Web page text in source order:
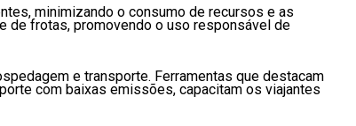
minimizando o consumo de recursos e as
de frotas, promovendo o uso responsável de
e transporte. Ferramentas que destacam
com baixas emissões, capacitam os viajantes